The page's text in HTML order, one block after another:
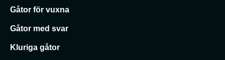
Gåtor för vuxna
Gåtor med svar
Kluriga gåtor